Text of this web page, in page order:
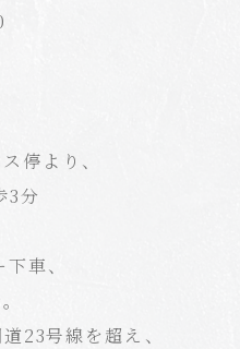
停より、
3分
車、
23号線を超え、